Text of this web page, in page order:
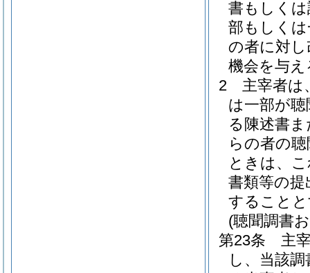
書もしく
部もしく
の者に対
機会を与
2
主宰者は
は一部が
る陳述書
らの者の
ときは、
書類等の
すること
(聴聞調書
第23条
主
し、当該